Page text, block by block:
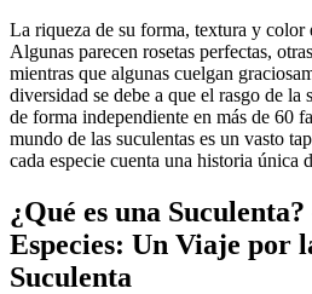
La riqueza de su forma, textura y color
Algunas parecen rosetas perfectas,
mientras que algunas cuelgan
diversidad se debe a que el rasgo de
de forma independiente en más de 60
mundo de las suculentas es un vasto
cada especie cuenta una historia única
¿Qué es una
Especies: Un Viaje por
Suculenta